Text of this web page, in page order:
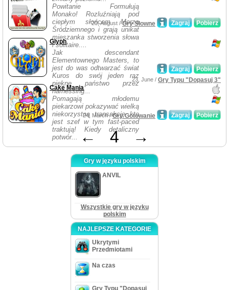
Powitanie Formułują
Monako! Rozluźniają pod
ciepłym słońcem Morza
Śródziemnego i grają unikat
mieszanka stworzenia słowa
i solitaire....
Pobierz
Zagraj
20, August /Gry Słowne
Glyph
Jak descendant
Elementownego Masters, to
jest do was odtwarzać świat
Kuros do swój jeden raz
piękne państwo przez
harnessing...
Pobierz
Zagraj
23, June / Gry Typu "Dopasuj 3"
Cake Mania
Pomagają młodemu
piekarzowi pokazywać wielką
niekorzystną transakcję kto
jest szef w tym fast-paced
traktują! Kiedy detaliczny
potwór...
Pobierz
Zagraj
24, March /Gry Gotowanie
← 4 →
Gry w języku polskim
ANVIL
Wszystkie gry w języku
polskim
NAJLEPSZE KATEGORIE
Ukrytymi
Przedmiotami
Na czas
Gry Typu "Dopasuj